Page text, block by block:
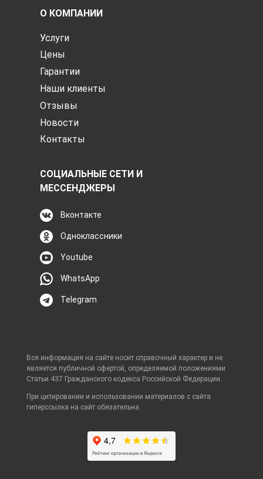
О КОМПАНИИ
Услуги
Цены
Гарантии
Наши клиенты
Отзывы
Новости
Контакты
СОЦИАЛЬНЫЕ СЕТИ И
МЕССЕНДЖЕРЫ
Вконтакте
Одноклассники
Youtube
WhatsApp
Telegram
Вся информация на сайте носит справочный характер и не
является публичной офертой, определяемой положениями
Статьи 437 Гражданского кодекса Российской Федерации.
При цитировании и использовании материалов с сайта
гиперссылка на сайт обязательна.